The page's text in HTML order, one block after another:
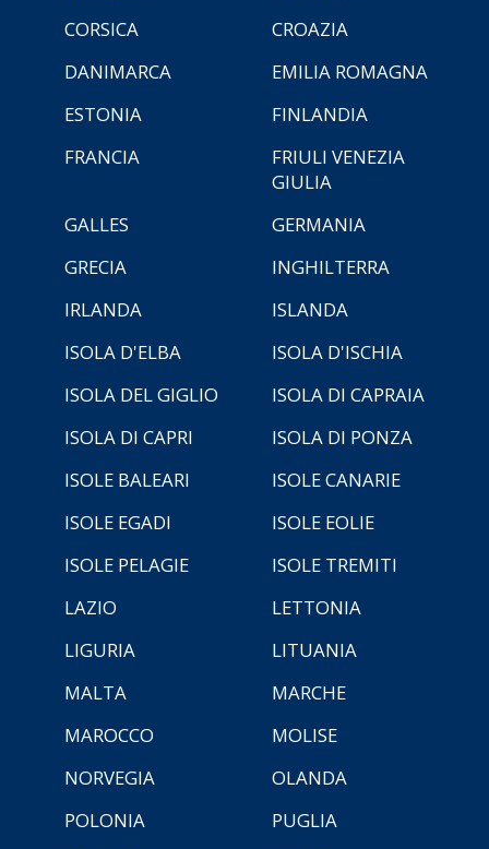
CORSICA
CROAZIA
DANIMARCA
EMILIA ROMAGNA
ESTONIA
FINLANDIA
FRANCIA
FRIULI VENEZIA
GIULIA
GALLES
GERMANIA
GRECIA
INGHILTERRA
IRLANDA
ISLANDA
ISOLA D'ELBA
ISOLA D'ISCHIA
ISOLA DEL GIGLIO
ISOLA DI CAPRAIA
ISOLA DI CAPRI
ISOLA DI PONZA
ISOLE BALEARI
ISOLE CANARIE
ISOLE EGADI
ISOLE EOLIE
ISOLE PELAGIE
ISOLE TREMITI
LAZIO
LETTONIA
LIGURIA
LITUANIA
MALTA
MARCHE
MAROCCO
MOLISE
NORVEGIA
OLANDA
POLONIA
PUGLIA